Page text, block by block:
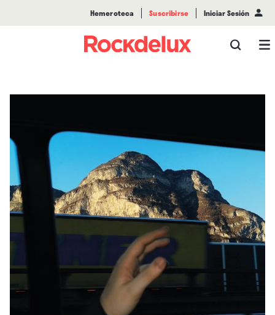
Hemeroteca Suscribirse Iniciar Sesión